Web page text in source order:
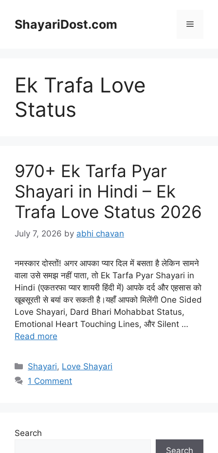
contentShayariDost.com Menu
Ek Trafa Love
Status
970+ Ek Tarfa Pyar
Shayari in Hindi – Ek
Trafa Love Status 2026
July 7, 2026 by abhi chavan
नमस्कार दोस्तों! अगर आपका प्यार दिल में बसता है लेकिन सामने
वाला उसे समझ नहीं पाता, तो Ek Tarfa Pyar Shayari in
Hindi (एकतरफा प्यार शायरी हिंदी में) आपके दर्द और एहसास को
खूबसूरती से बयां कर सकती है।यहाँ आपको मिलेंगी One Sided
Love Shayari, Dard Bhari Mohabbat Status,
Emotional Heart Touching Lines, और Silent …
Read more
Categories
Shayari, Love Shayari
1 Comment
Search
Search